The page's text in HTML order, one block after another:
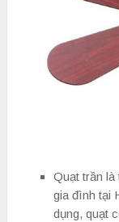
Quạt trần là
gia đình tại
dụng, quạt